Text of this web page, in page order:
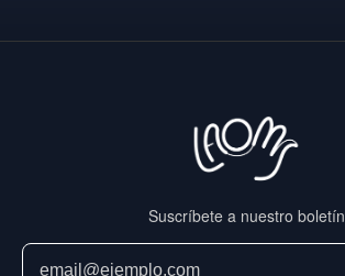
Suscríbete a nuestro boletín